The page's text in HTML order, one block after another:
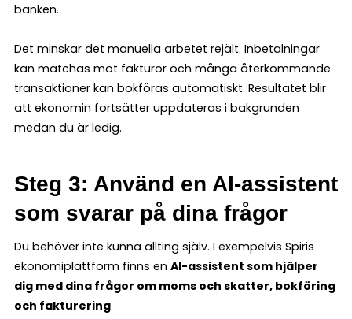
banken.
Det minskar det manuella arbetet rejält. Inbetalningar
kan matchas mot fakturor och många återkommande
transaktioner kan bokföras automatiskt. Resultatet blir
att ekonomin fortsätter uppdateras i bakgrunden
medan du är ledig.
Steg 3: Använd en AI-assistent
som svarar på dina frågor
Du behöver inte kunna allting själv. I exempelvis Spiris
ekonomiplattform finns en AI-assistent som hjälper
dig med dina frågor om moms och skatter, bokföring
och fakturering